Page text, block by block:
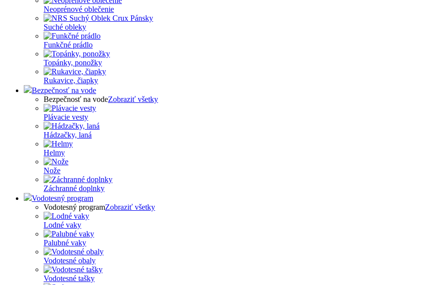
Neoprénové oblečenie
Suché obleky
Funkčné prádlo
Topánky, ponožky
Rukavice, čiapky
Bezpečnosť na vode
Bezpečnosť na vodeZobraziť všetky
Plávacie vesty
Hádzačky, laná
Helmy
Nože
Záchranné doplnky
Vodotesný program
Vodotesný programZobraziť všetky
Lodné vaky
Palubné vaky
Vodotesné obaly
Vodotesné tašky